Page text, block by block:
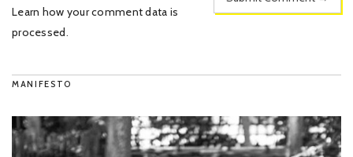
Learn how your comment data is
processed.
MANIFESTO